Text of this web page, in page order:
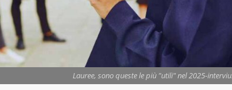
Lauree, sono queste le più "utili" nel 2025-